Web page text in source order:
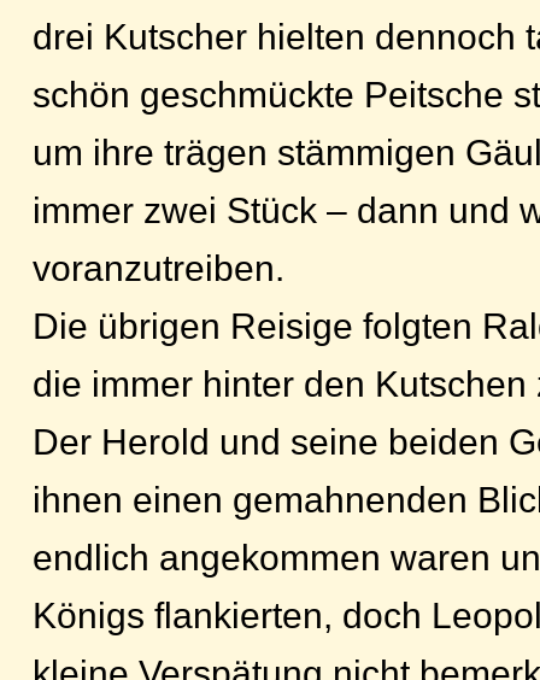
drei Kutscher hielten dennoch
schön geschmückte Peitsche
um ihre trägen stämmigen
immer zwei Stück – dann und
voranzutreiben.
Die übrigen Reisige folgten
die immer hinter den
Der Herold und seine beiden
ihnen einen gemahnenden
endlich angekommen waren
Königs flankierten, doch